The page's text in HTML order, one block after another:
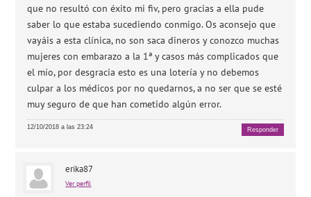
que no resultó con éxito mi fiv, pero gracias a ella pude
saber lo que estaba sucediendo conmigo. Os aconsejo que
vayáis a esta clínica, no son saca dineros y conozco muchas
mujeres con embarazo a la 1ª y casos más complicados que
el mío, por desgracia esto es una lotería y no debemos
culpar a los médicos por no quedarnos, a no ser que se esté
muy seguro de que han cometido algún error.
12/10/2018 a las 23:24 Responder
erika87
Ver perfil